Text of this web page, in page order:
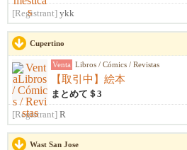
[Registrant] ykk
Cupertino
Venta Libros / Cómics / Revistas
【取引中】絵本
まとめて＄3
[Registrant] R
Wast San Jose